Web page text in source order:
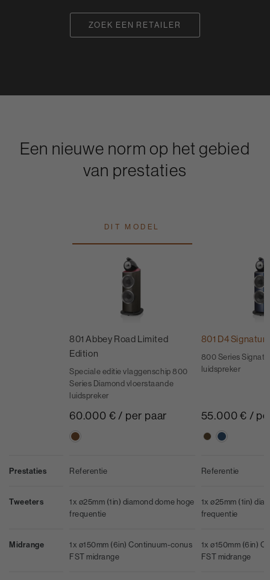
ZOEK EEN RETAILER
Een nieuwe norm op het gebied
van prestaties
Prestaties
Tweeters
Midrange
DIT MODEL
801 Abbey Road Limited
Edition
Speciale editie vlaggenschip 800
Series Diamond vloerstaande
luidspreker
60.000 € / per paar
Referentie
1x ø25mm (1in) diamond dome hoge
frequentie
1x ø150mm (6in) Continuum-conus
FST midrange
801 D4
800 Series
luidspreker
55.000 € /
Referentie
1x ø25mm (1in)
frequentie
1x ø150mm (6in)
FST midrange